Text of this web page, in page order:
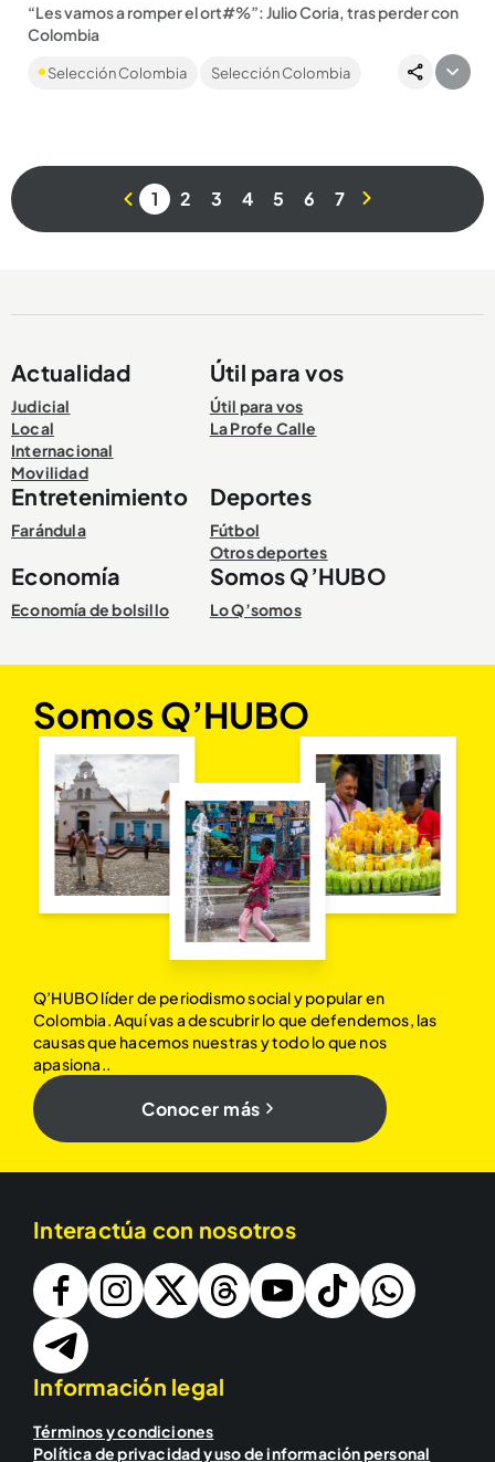
“Les vamos a romper el ort#%”: Julio Coria, tras perder con
Colombia
Polémico mensaje envió el jugador de la Selección Argentina
Sub-17 tras perder la final del Sudamericano frente a
Selección Colombia Selección Colombia
1 2 3 4 5 6 7
Actualidad
Judicial
Local
Internacional
Movilidad
Útil para vos
Útil para vos
La Profe Calle
Entretenimiento
Farándula
Deportes
Fútbol
Otros deportes
Economía
Economía de bolsillo
Somos Q’HUBO
Lo Q’somos
Somos Q’HUBO
Q’HUBO líder de periodismo social y popular en
Colombia. Aquí vas a descubrir lo que defendemos, las
causas que hacemos nuestras y todo lo que nos
apasiona..
Conocer más
Interactúa con nosotros
Información legal
Términos y condiciones
Política de privacidad y uso de información personal